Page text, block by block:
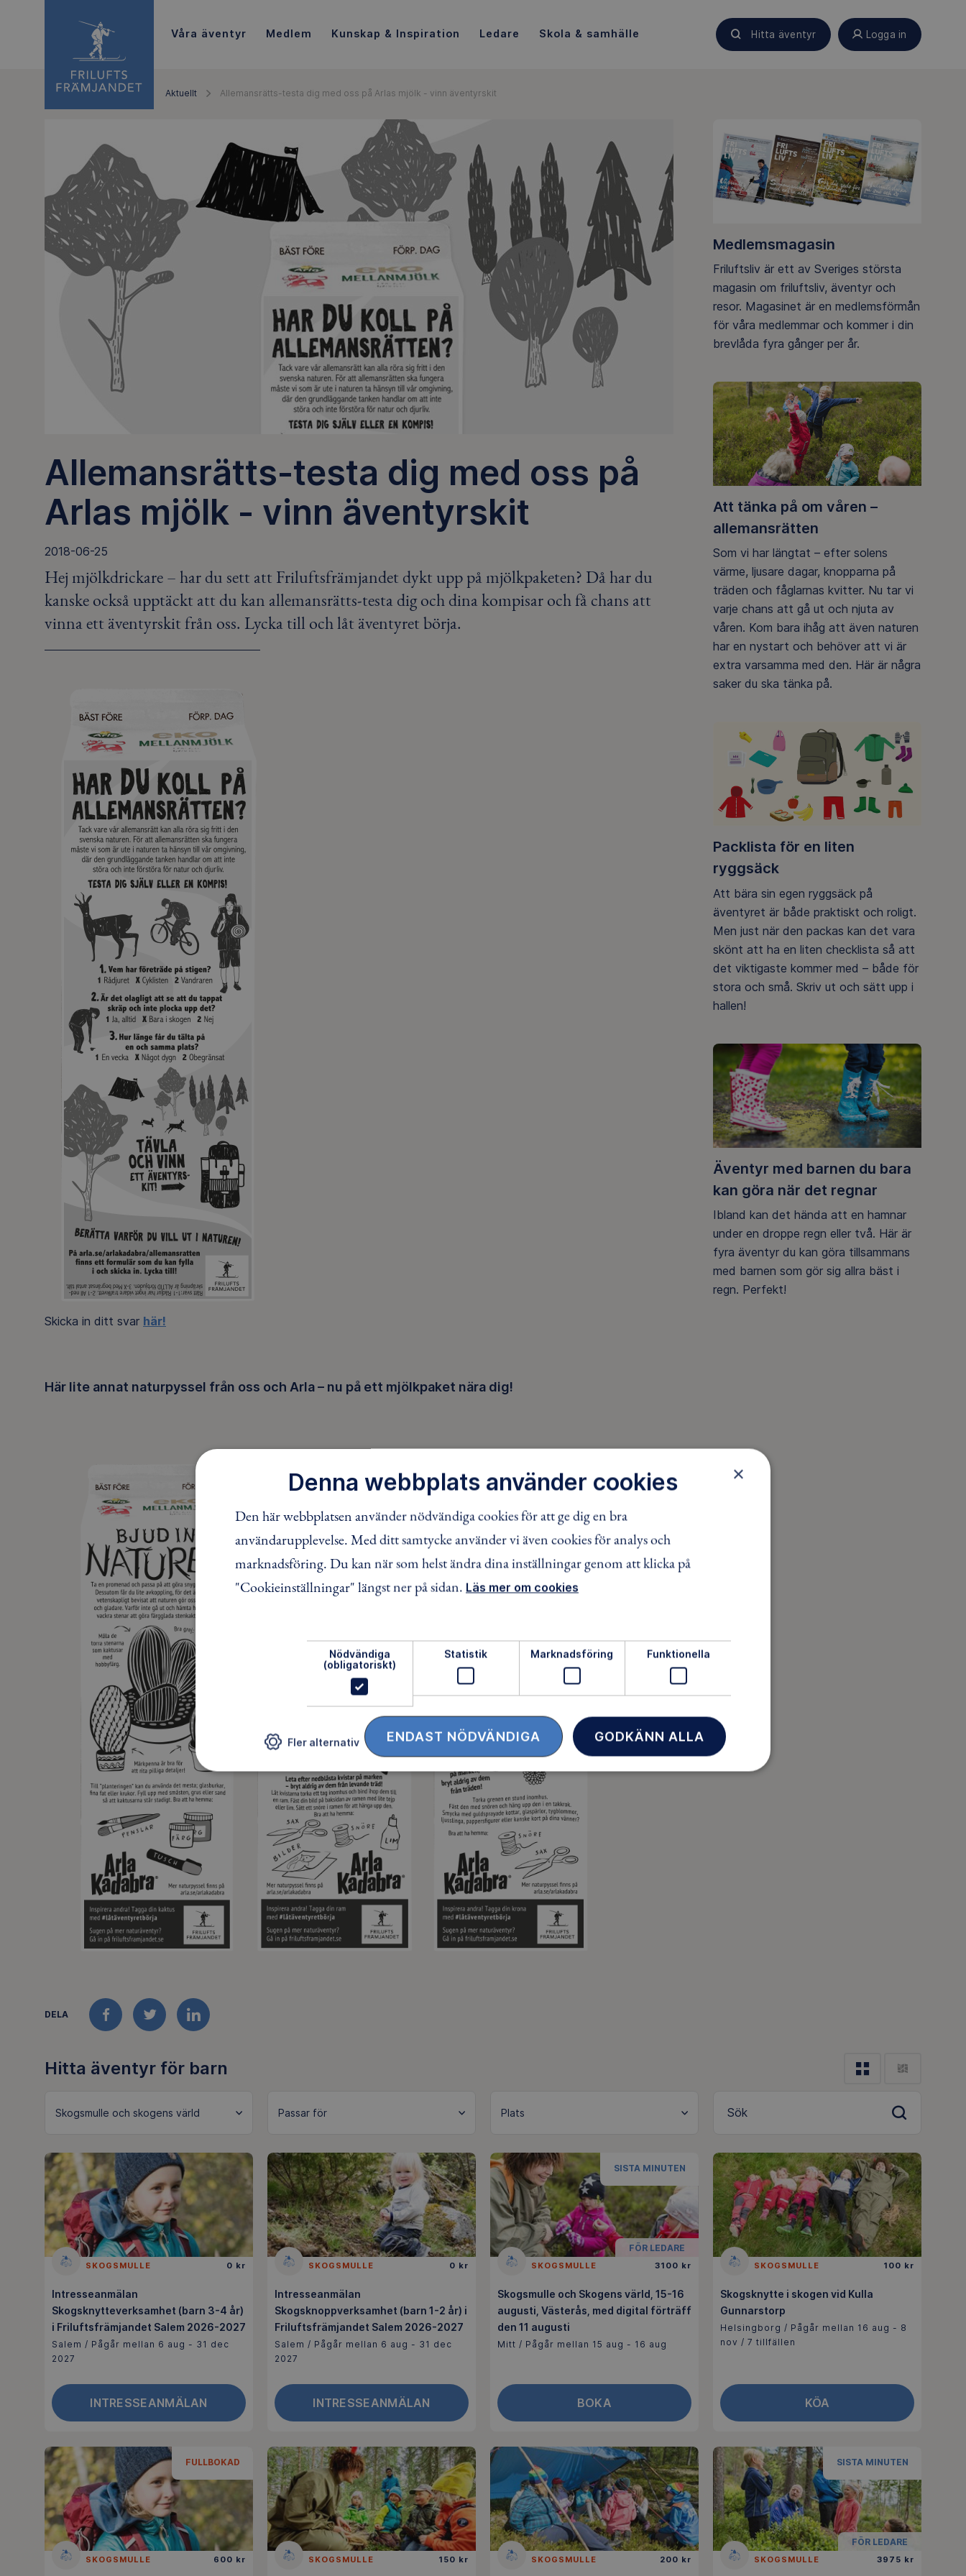
Våra äventyr Medlem Kunskap & Inspiration Ledare Skola & samhälle Hitta äventyr Logga in
Aktuellt Allemansrätts-testa dig med oss på Arlas mjölk - vinn äventyrskit
Allemansrätts-testa dig med oss på
Arlas mjölk - vinn äventyrskit
2018-06-25
Hej mjölkdrickare – har du sett att Friluftsfrämjandet dykt upp på mjölkpaketen? Då har du
kanske också upptäckt att du kan allemansrätts-testa dig och dina kompisar och få chans att
vinna ett äventyrskit från oss. Lycka till och låt äventyret börja.
Skicka in ditt svar här!
Här lite annat naturpyssel från oss och Arla – nu på ett mjölkpaket nära dig!
DELA
FACEBOOKTWITTERLINKEDIN
Medlemsmagasin
Friluftsliv är ett av Sveriges största
magasin om friluftsliv, äventyr och
resor. Magasinet är en medlemsförmån
för våra medlemmar och kommer i din
brevlåda fyra gånger per år.
Att tänka på om våren –
allemansrätten
Som vi har längtat – efter solens
värme, ljusare dagar, knopparna på
träden och fåglarnas kvitter. Nu tar vi
varje chans att gå ut och njuta av
våren. Kom bara ihåg att även naturen
har en nystart och behöver att vi är
extra varsamma med den. Här är några
saker du ska tänka på.
Packlista för en liten
ryggsäck
Att bära sin egen ryggsäck på
äventyret är både praktiskt och roligt.
Men just när den packas kan det vara
skönt att ha en liten checklista så att
det viktigaste kommer med – både för
stora och små. Skriv ut och sätt upp i
hallen!
Äventyr med barnen du bara
kan göra när det regnar
Ibland kan det hända att en hamnar
under en droppe regn eller två. Här är
fyra äventyr du kan göra tillsammans
med barnen som gör sig allra bäst i
regn. Perfekt!
Hitta äventyr för barn
Skogsmulle och skogens värld Sök
SKOGSMULLE 0 kr
Intresseanmälan
Skogsknytteverksamhet (barn 3-4 år)
i Friluftsfrämjandet Salem 2026-2027
Salem / Pågår mellan 6 aug - 31 dec
2027
INTRESSEANMÄLAN
SKOGSMULLE 0 kr
Intresseanmälan
Skogsknoppverksamhet (barn 1-2 år) i
Friluftsfrämjandet Salem 2026-2027
Salem / Pågår mellan 6 aug - 31 dec
2027
INTRESSEANMÄLAN
SISTA MINUTEN
FÖR LEDARE
SKOGSMULLE 3100 kr
Skogsmulle och Skogens värld, 15-16
augusti, Västerås, med digital förträff
den 11 augusti
Mitt / Pågår mellan 15 aug - 16 aug
BOKA
SKOGSMULLE 100 kr
Skogsknytte i skogen vid Kulla
Gunnarstorp
Helsingborg / Pågår mellan 16 aug - 8
nov / 7 tillfällen
KÖA
FULLBOKAD
SKOGSMULLE 600 kr SKOGSMULLE 150 kr SKOGSMULLE 200 kr
SISTA MINUTEN
FÖR LEDARE
SKOGSMULLE 3975 kr
×
Denna webbplats använder cookies
Den här webbplatsen använder nödvändiga cookies för att ge dig en bra
användarupplevelse. Med ditt samtycke använder vi även cookies för analys och
marknadsföring. Du kan när som helst ändra dina inställningar genom att klicka på
"Cookieinställningar" längst ner på sidan. Läs mer om cookies
Nödvändiga
(obligatoriskt)
Statistik Marknadsföring Funktionella
GODKÄNN ALLA
ENDAST NÖDVÄNDIGA
Fler alternativ